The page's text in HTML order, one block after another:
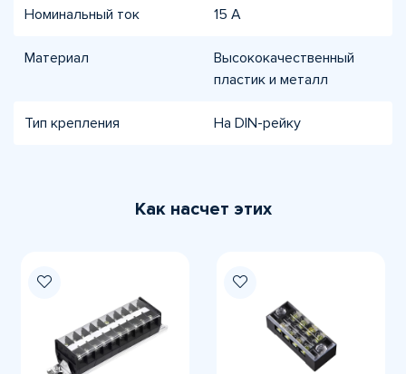
Номинальный ток 15 А
Материал
Высококачественный
пластик и металл
Тип крепления На DIN-рейку
Как насчет этих